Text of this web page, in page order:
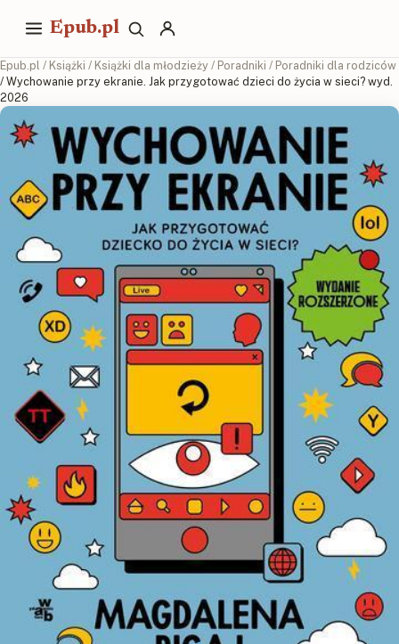
Epub.pl
Epub.pl / Książki / Książki dla młodzieży / Poradniki / Poradniki dla rodziców
/ Wychowanie przy ekranie. Jak przygotować dzieci do życia w sieci? wyd.
2026